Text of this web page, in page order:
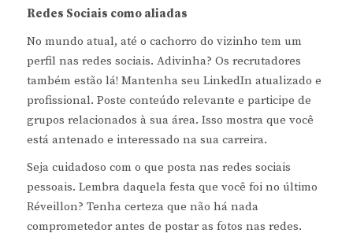
Redes Sociais como aliadas
No mundo atual, até o cachorro do vizinho tem um
perfil nas redes sociais. Adivinha? Os recrutadores
também estão lá! Mantenha seu LinkedIn atualizado e
profissional. Poste conteúdo relevante e participe de
grupos relacionados à sua área. Isso mostra que você
está antenado e interessado na sua carreira.
Seja cuidadoso com o que posta nas redes sociais
pessoais. Lembra daquela festa que você foi no último
Réveillon? Tenha certeza que não há nada
comprometedor antes de postar as fotos nas redes.